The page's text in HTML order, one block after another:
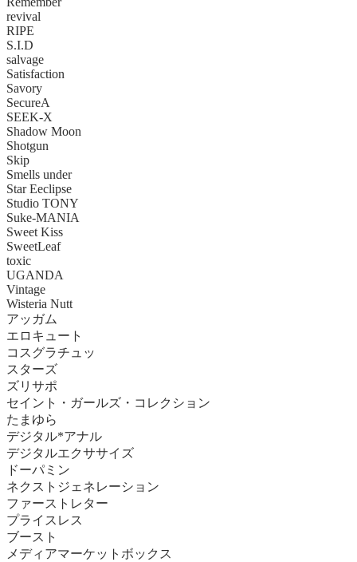
revival
RIPE
S.I.D
salvage
Satisfaction
Savory
SecureA
SEEK-X
Shadow Moon
Shotgun
Skip
Smells under
Star Eeclipse
Studio TONY
Suke-MANIA
Sweet Kiss
SweetLeaf
toxic
UGANDA
Vintage
Wisteria Nutt
アッガム
エロキュート
コスグラチュッ
スターズ
ズリサポ
セイント・ガールズ・コレクション
たまゆら
デジタル*アナル
デジタルエクササイズ
ドーパミン
ネクストジェネレーション
ファーストレター
プライスレス
ブースト
メディアマーケットボックス